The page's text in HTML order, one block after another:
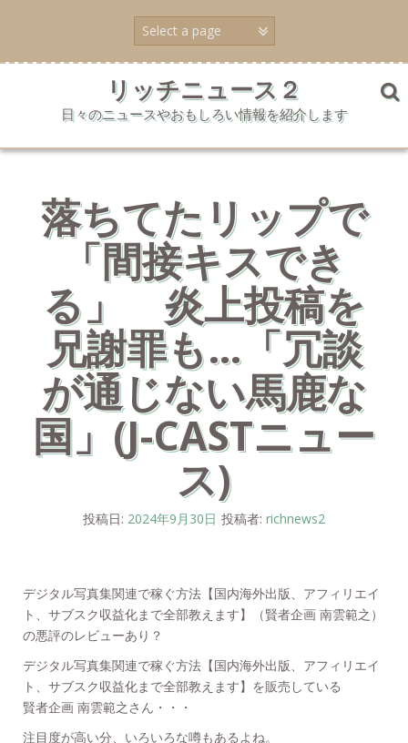
ン
ッ
リッチニュース２
日々のニュースやおもしろい情報を紹介します
落ちてたリップで
「間接キスでき
る」 炎上投稿を
兄謝罪も…「冗談
が通じない馬鹿な
国」(J-CASTニュー
ス)
投稿日: 2024年9月30日 投稿者: richnews2
デジタル写真集関連で稼ぐ方法【国内海外出版、アフィリエイ
ト、サブスク収益化まで全部教えます】（賢者企画 南雲範之）
の悪評のレビューあり？
デジタル写真集関連で稼ぐ方法【国内海外出版、アフィリエイ
ト、サブスク収益化まで全部教えます】を販売している
賢者企画 南雲範之さん・・・
注目度が高い分、いろいろな噂もあるよね。